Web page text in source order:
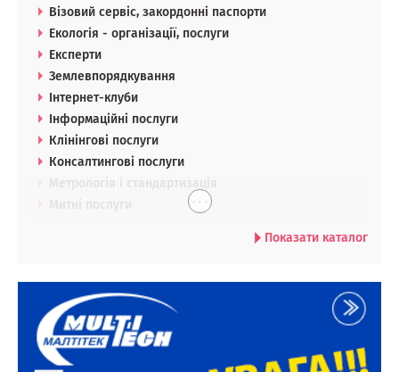
Візовий сервіс, закордонні паспорти
Екологія - організації, послуги
Експерти
Землевпорядкування
Інтернет-клуби
Інформаційні послуги
Клінінгові послуги
Консалтингові послуги
. . .
Показати каталог